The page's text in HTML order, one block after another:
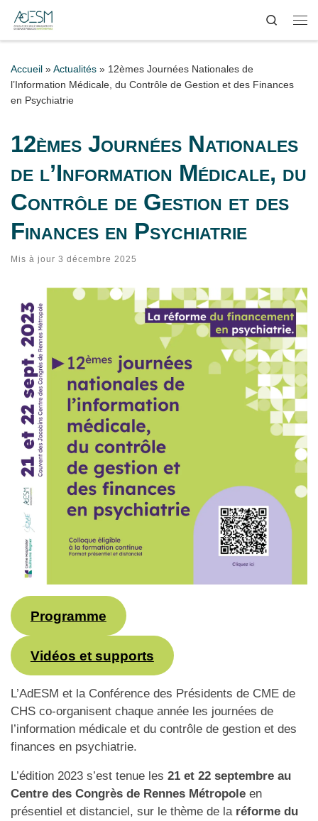
Passer au contenu
Search
Accueil »Actualités » 12èmes Journées Nationales de
l’Information Médicale, du Contrôle de Gestion et des Finances
en Psychiatrie
12èmes Journées Nationales
de l’Information Médicale, du
Contrôle de Gestion et des
Finances en Psychiatrie
Mis à jour 3 décembre 2025
Programme
Vidéos et supports
L’AdESM et la Conférence des Présidents de CME de
CHS co-organisent chaque année les journées de
l’information médicale et du contrôle de gestion et des
finances en psychiatrie.
L’édition 2023 s’est tenue les 21 et 22 septembre au
Centre des Congrès de Rennes Métropole en
présentiel et distanciel, sur le thème de laréforme du